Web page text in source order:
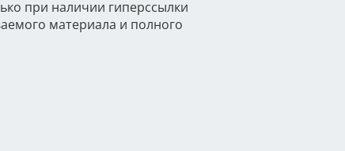
при наличии гиперссылки
материала и полного